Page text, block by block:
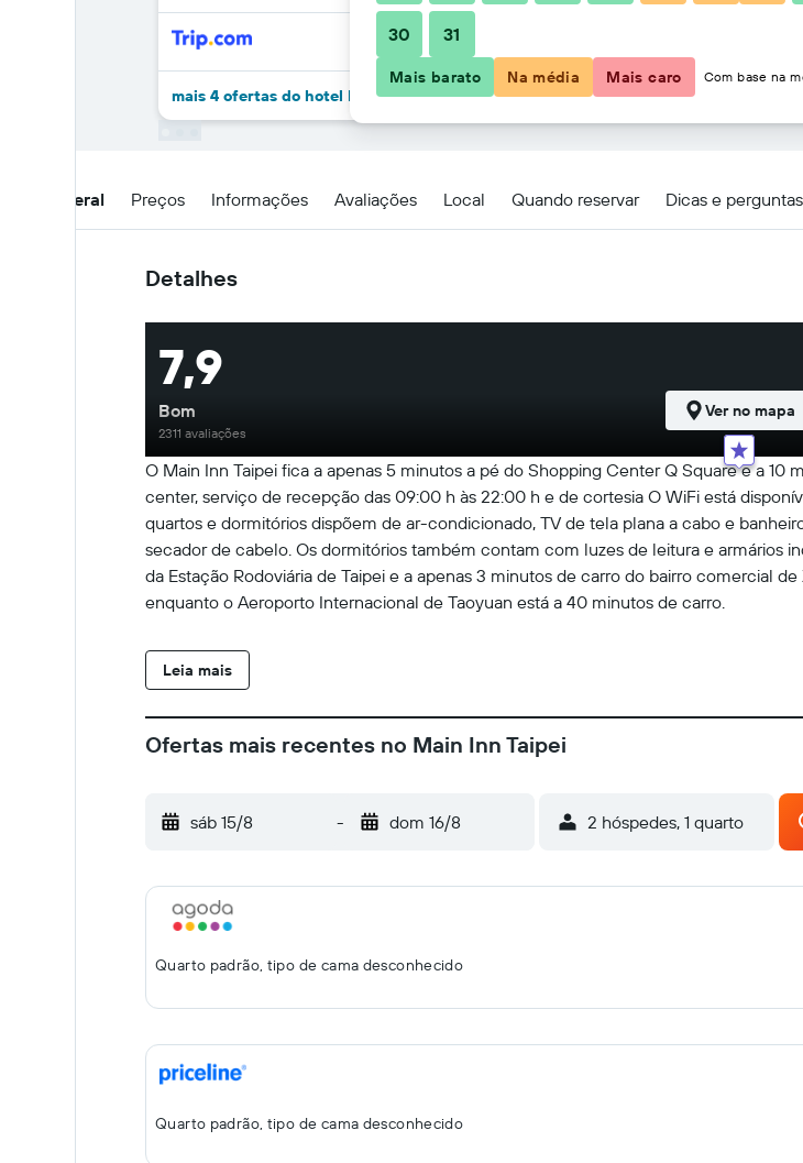
mais 4 ofertas do hotel Main Inn Taipei
Visão geral Preços Informações Avaliações Local Quando reservar Dicas e
Detalhes
O Main Inn Taipei fica a apenas 5 minutos a pé do Shopping Center Q Square e a
center, serviço de recepção das 09:00 h às 22:00 h e de cortesia O WiFi está
quartos e dormitórios dispõem de ar-condicionado, TV de tela plana a cabo e
secador de cabelo. Os dormitórios também contam com luzes de leitura e armários
da Estação Rodoviária de Taipei e a apenas 3 minutos de carro do bairro comercial
enquanto o Aeroporto Internacional de Taoyuan está a 40 minutos de carro.
Leia mais
7,9
Bom
2311 avaliações
Ver no mapa
Ofertas mais recentes no Main Inn Taipei
sáb 15/8 - dom 16/8 2 hóspedes, 1 quarto
Quarto padrão, tipo de cama desconhecido
Quarto padrão, tipo de cama desconhecido
30 31
Mais barato Na média Mais caro Com base na